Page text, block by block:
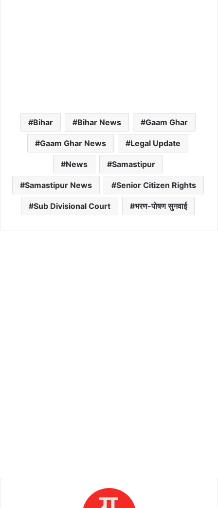
Bihar Bihar News Gaam Ghar
Gaam Ghar News Legal Update
News Samastipur
Samastipur News Senior Citizen Rights
Sub Divisional Court भरण-पोषण सुनवाई